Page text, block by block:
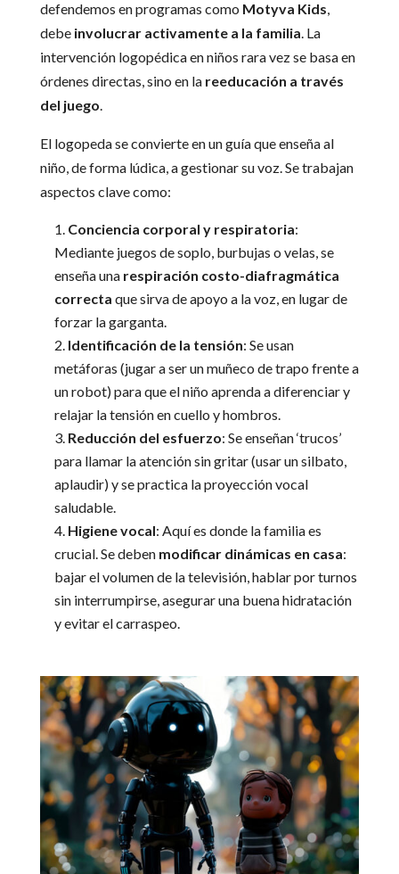
defendemos en programas como Motyva Kids
debe involucrar activamente a la familia . La
intervención logopédica en niños rara vez se basa en
órdenes directas, sino en la reeducación a través
del juego
El logopeda se convierte en un guía que enseña al
niño, de forma lúdica, a gestionar su voz. Se trabajan
aspectos clave como:
Conciencia corporal y respiratoria:
Mediante juegos de soplo, burbujas o velas, se
enseña una respiración costo-diafragmática
correcta que sirva de apoyo a la voz, en lugar de
forzar la garganta.
Identificación de la tensión: Se usan
metáforas (jugar a ser un muñeco de trapo frente a
un robot) para que el niño aprenda a diferenciar y
relajar la tensión en cuello y hombros.
Reducción del esfuerzo: Se enseñan ‘trucos’
para llamar la atención sin gritar (usar un silbato,
aplaudir) y se practica la proyección vocal
saludable.
Higiene vocal: Aquí es donde la familia es
crucial. Se deben modificar dinámicas en casa:
bajar el volumen de la televisión, hablar por turnos
sin interrumpirse, asegurar una buena hidratación
y evitar el carraspeo.